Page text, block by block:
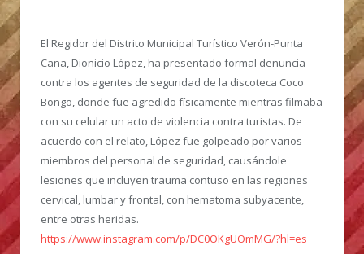
El Regidor del Distrito Municipal Turístico Verón-Punta
Cana, Dionicio López, ha presentado formal denuncia
contra los agentes de seguridad de la discoteca Coco
Bongo, donde fue agredido físicamente mientras filmaba
con su celular un acto de violencia contra turistas. De
acuerdo con el relato, López fue golpeado por varios
miembros del personal de seguridad, causándole
lesiones que incluyen trauma contuso en las regiones
cervical, lumbar y frontal, con hematoma subyacente,
entre otras heridas.
https://www.instagram.com/p/DC0OKgUOmMG/?hl=es